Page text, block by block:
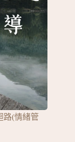
路(情緒管